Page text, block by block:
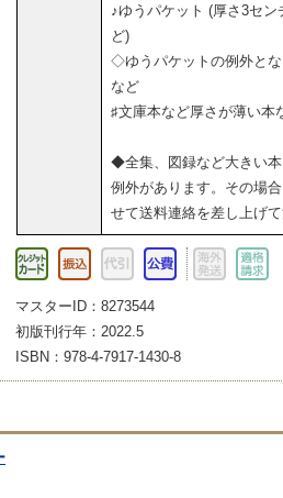
♪ゆうパケット (厚さ3セ
ど)
◇ゆうパケットの例外と
など
♯文庫本など厚さが薄い本
◆全集、図録など大きい
例外があります。その場
せて送料連絡を差し上げ
マスターID：8273544
初版刊行年：2022.5
ISBN：978-4-7917-1430-8